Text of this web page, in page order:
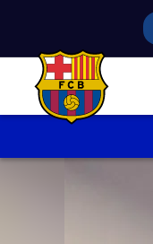
FC Barcelona club badge